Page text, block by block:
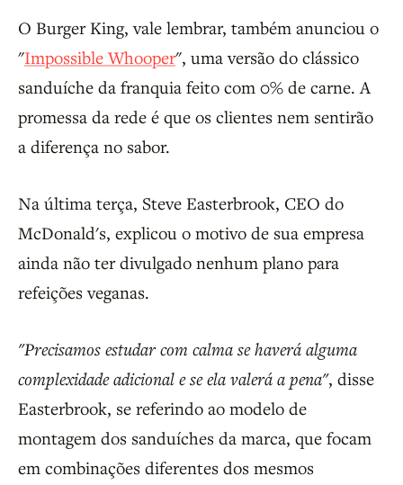
O Burger King, vale lembrar, também anunciou o
"Impossible Whooper", uma versão do clássico
sanduíche da franquia feito com 0% de carne. A
promessa da rede é que os clientes nem sentirão
a diferença no sabor.
Na última terça, Steve Easterbrook, CEO do
McDonald's, explicou o motivo de sua empresa
ainda não ter divulgado nenhum plano para
refeições veganas.
"Precisamos estudar com calma se haverá alguma
complexidade adicional e se ela valerá a pena", disse
Easterbrook, se referindo ao modelo de
montagem dos sanduíches da marca, que focam
em combinações diferentes dos mesmos